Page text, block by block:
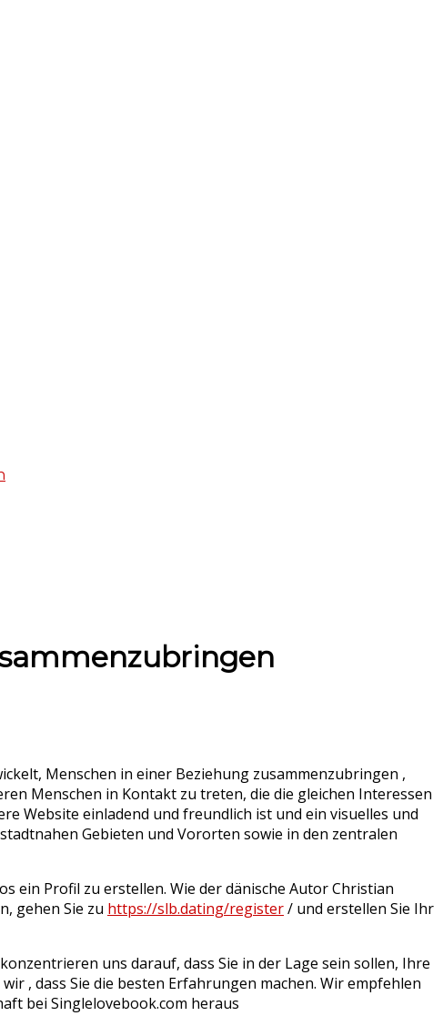
Menschen in einer Beziehung zusammenzubringen ,
Menschen in Kontakt zu treten, die die gleichen Interessen
Website einladend und freundlich ist und ein visuelles und
Gebieten und Vororten sowie in den zentralen
ein Profil zu erstellen. Wie der dänische Autor Christian
gehen Sie zu https://slb.dating/register/ und erstellen Sie Ihr
uns darauf, dass Sie in der Lage sein sollen, Ihre
, dass Sie die besten Erfahrungen machen. Wir empfehlen
bei Singlelovebook.com heraus